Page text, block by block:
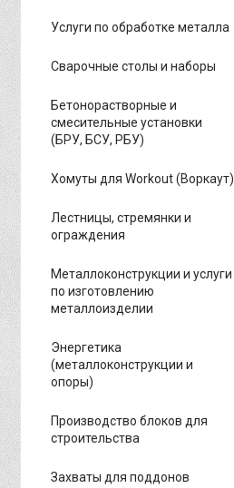
Услуги по обработке металла
Сварочные столы и наборы
Бетонорастворные и
смесительные установки
(БРУ, БСУ, РБУ)
Хомуты для Workout (Воркаут)
Лестницы, стремянки и
ограждения
Металлоконструкции и услуги
по изготовлению
металлоизделии
Энергетика
(металлоконструкции и
опоры)
Производство блоков для
строительства
Захваты для поддонов